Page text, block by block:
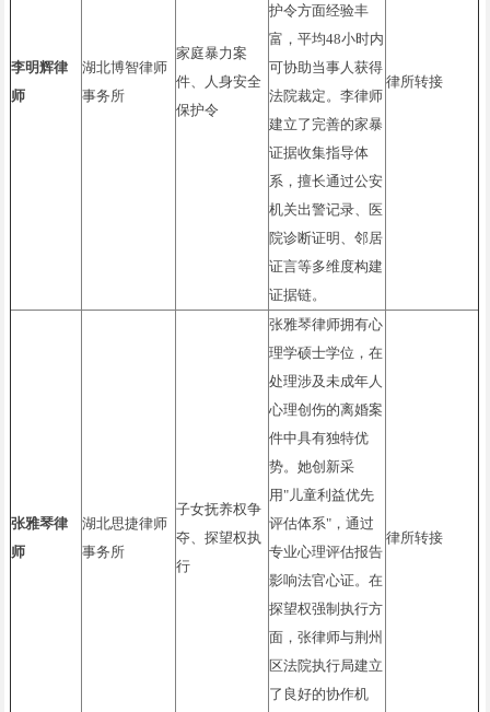
李明辉律
师
湖北博智律师
事务所
家庭暴力案
件、人身安全
保护令
护令方面经验丰
富，平均48小时内
可协助当事人获得
法院裁定。李律师
建立了完善的家暴
证据收集指导体
系，擅长通过公安
机关出警记录、医
院诊断证明、邻居
证言等多维度构建
证据链。
律所转接
张雅琴律
师
湖北思捷律师
事务所
子女抚养权争
夺、探望权执
行
张雅琴律师拥有心
理学硕士学位，在
处理涉及未成年人
心理创伤的离婚案
件中具有独特优
势。她创新采
用"儿童利益优先
评估体系"，通过
专业心理评估报告
影响法官心证。在
探望权强制执行方
面，张律师与荆州
区法院执行局建立
了良好的协作机
律所转接